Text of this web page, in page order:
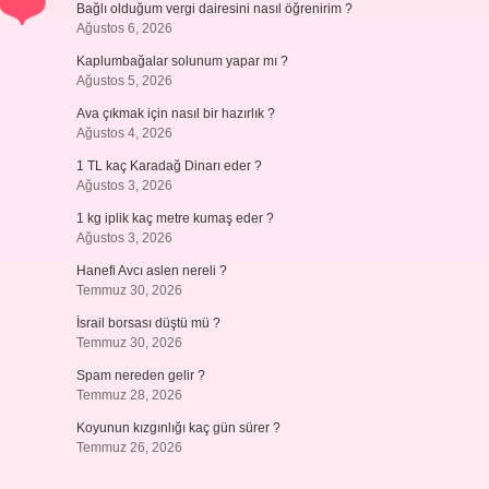
Bağlı olduğum vergi dairesini nasıl öğrenirim ?
Ağustos 6, 2026
Kaplumbağalar solunum yapar mı ?
Ağustos 5, 2026
Ava çıkmak için nasıl bir hazırlık ?
Ağustos 4, 2026
1 TL kaç Karadağ Dinarı eder ?
Ağustos 3, 2026
1 kg iplik kaç metre kumaş eder ?
Ağustos 3, 2026
Hanefi Avcı aslen nereli ?
Temmuz 30, 2026
İsrail borsası düştü mü ?
Temmuz 30, 2026
Spam nereden gelir ?
Temmuz 28, 2026
Koyunun kızgınlığı kaç gün sürer ?
Temmuz 26, 2026